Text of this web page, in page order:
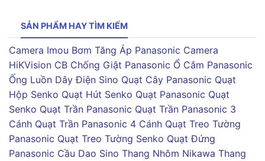
SẢN PHẨM HAY TÌM KIẾM
Camera Imou Bơm Tăng Áp Panasonic Camera
HiKVision CB Chống Giật Panasonic Ổ Cắm Panasonic
Ống Luồn Dây Điện Sino Quạt Cây Panasonic Quạt
Hộp Senko Quạt Hút Senko Quạt Panasonic Quạt
Senko Quạt Trần Panasonic Quạt Trần Panasonic 3
Cánh Quạt Trần Panasonic 4 Cánh Quạt Treo Tường
Panasonic Quạt Treo Tường Senko Quạt Đứng
Panasonic Cầu Dao Sino Thang Nhôm Nikawa Thang